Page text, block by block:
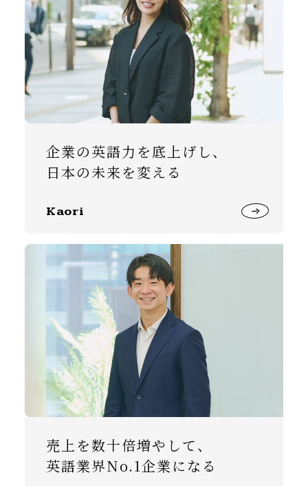
企業の英語力を底上げし、
日本の未来を変える
Kaori
売上を数十倍増やして、
英語業界No.1企業になる